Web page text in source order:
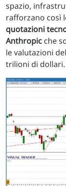
spazio,
rafforzano così
quotazioni
Anthropic che
le valutazioni
trilioni di dollari.